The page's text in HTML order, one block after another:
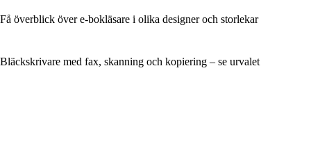
Få överblick över e-bokläsare i olika designer och storlekar
Bläckskrivare med fax, skanning och kopiering – se urvalet